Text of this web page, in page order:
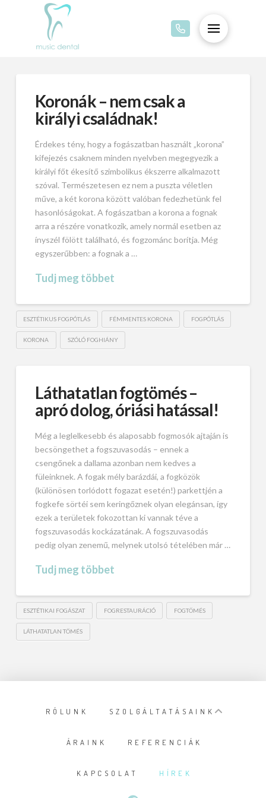
Koronák – nem csak a
királyi családnak!
Érdekes tény, hogy a fogászatban használt „korona”
kifejezés csaknem minden nyelvben megegyezik a
királyi főt ékesítő szimbolikus ékszerre alkalmazott
szóval. Természetesen ez nem a puszta véletlen
műve, a két korona között valóban fedezhetünk fel
hasonlóságokat. A fogászatban a korona a fognak
arra a részére vonatkozik, amely normál esetben az
ínyszél fölött található, és fogzománc borítja. Még
egyszerűbben: a fognak a …
Tudj meg többet
ESZTÉTIKUS FOGPÓTLÁS FÉMMENTES KORONA FOGPÓTLÁS
KORONA SZÓLÓ FOGHIÁNY
Láthatatlan fogtömés –
apró dolog, óriási hatással!
Még a leglelkesebb és alaposabb fogmosók ajtaján is
becsöngethet a fogszuvasodás – ennek a
csengőnek a dallama azonban nem kedves a
füleinknek. A fogak mély barázdái, a fogközök
(különösen torlódott fogazat esetén!) parkettjén a
fogkefe sörtéi sem keringőznek olyan elegánsan, így
ezek a területek fokozottan ki vannak téve a
fogszuvasodás kockázatának. A fogszuvasodás
pedig olyan zenemű, melynek utolsó tételében már …
Tudj meg többet
ESZTÉTIKAI FOGÁSZAT FOGRESTAURÁCIÓ FOGTÖMÉS
LÁTHATATLAN TÖMÉS
RÓLUNK SZOLGÁLTATÁSAINK
ÁRAINK REFERENCIÁK
KAPCSOLAT HÍREK